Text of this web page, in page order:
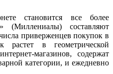
становится все более
(Миллениалы) составляют
приверженцев покупок в
в геометрической
магазинов, содержат
категории, и ежедневно